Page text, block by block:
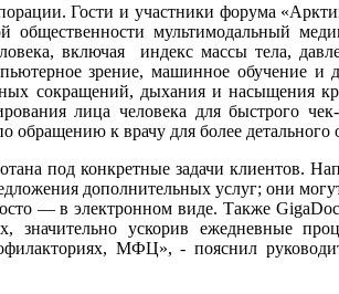
Гости и участники форума
мультимодальный
включая индекс массы тела,
зрение, машинное обучение и
сокращений, дыхания и насыщения
лица человека для быстрого
обращению к врачу для более детального
под конкретные задачи клиентов.
дополнительных услуг; они
— в электронном виде. Также GigaDoc
значительно ускорив ежедневные
МФЦ», - пояснил